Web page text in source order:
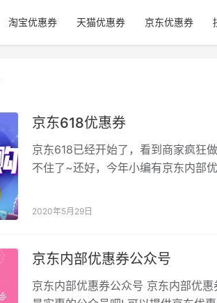
淘宝优惠券 天猫优惠券 京东优惠券
京东618优惠券
京东618已经开始了，看到商家疯狂
不住了~还好，今年小编有京东内部
2020年5月29日
京东内部优惠券公众号
京东内部优惠券公众号 京东内部优